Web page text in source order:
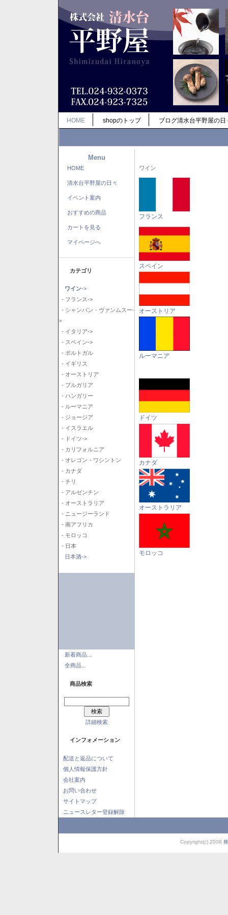
HOME shopのトップ ブログ清水台平野屋の日
Menu
HOME
清水台平野屋の日々
イベント案内
おすすめの商品
カートを見る
マイページへ
カテゴリ
ワイン->
- フランス->
- シャンパン・ヴァンムスー-
>
- イタリア->
- スペイン->
- ポルトガル
- イギリス
- オーストリア
- ブルガリア
- ハンガリー
- ルーマニア
- ジョージア
- イスラエル
- ドイツ->
- カリフォルニア
- オレゴン・ワシントン
- カナダ
- チリ
- アルゼンチン
- オーストラリア
- ニュージーランド
- 南アフリカ
- モロッコ
- 日本
日本酒->
新着商品...
全商品...
商品検索
詳細検索
インフォメーション
配送と返品について
個人情報保護方針
会社案内
お問い合わせ
サイトマップ
ニュースレター登録解除
ワイン
フランス
スペイン
オーストリア
ルーマニア
ドイツ
カナダ
オーストラリア
モロッコ
Copyright(c) 2008